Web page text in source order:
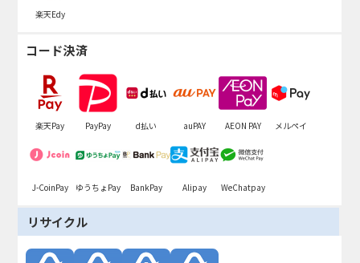
楽天Edy
コード決済
楽天Pay PayPay d払い auPAY AEON PAY メルペイ
J-CoinPay ゆうちょPay BankPay Alipay WeChatpay
リサイクル